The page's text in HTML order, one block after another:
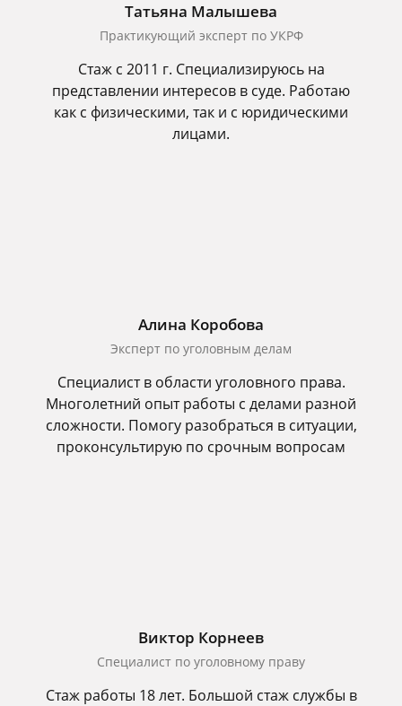
Татьяна Малышева
Практикующий эксперт по УКРФ
Стаж с 2011 г. Специализируюсь на
представлении интересов в суде. Работаю
как с физическими, так и с юридическими
лицами.
Алина Коробова
Эксперт по уголовным делам
Специалист в области уголовного права.
Многолетний опыт работы с делами разной
сложности. Помогу разобраться в ситуации,
проконсультирую по срочным вопросам
Виктор Корнеев
Cпециалист по уголовному праву
Стаж работы 18 лет. Большой стаж службы в